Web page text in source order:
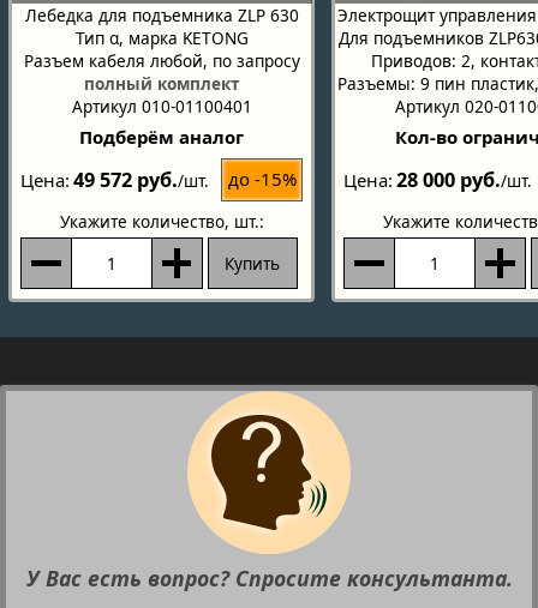
Лебедка для подъемника ZLP 630
Тип α, марка KETONG
Разъем кабеля любой, по запросу
полный комплект
Артикул 010-01100401
Подберём аналог
Цена 49 572 руб./шт. до -15%
Укажите количество, шт.:
Купить
Электрощит
Для подъемников
Приводов: 2,
Разъемы: 9 пин
Артикул 020-
Кол-во
Цена 28 000 руб./шт.
Укажите
У Вас есть вопрос? Спросите консультанта.